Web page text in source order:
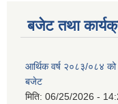
बजेट तथा
आर्थिक वर्ष २०८३/०८४ को
बजेट
मिति: 06/25/2026 -